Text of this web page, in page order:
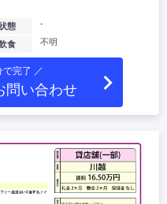
態 -
食 不明
で完了 ／
問い合わせ